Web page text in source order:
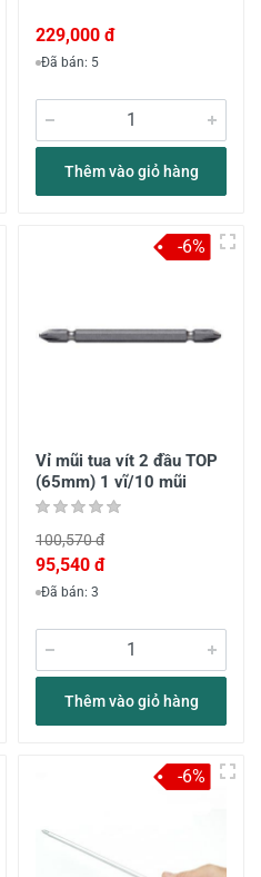
229,000 đ
Đã bán: 5
Thêm vào giỏ hàng
Vỉ mũi tua vít 2 đầu TOP
(65mm) 1 vĩ/10 mũi
100,570 đ
95,540 đ
Đã bán: 3
Thêm vào giỏ hàng
-6%
-6%